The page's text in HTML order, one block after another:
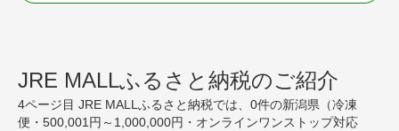
JRE MALLふるさと納税のご紹介
4ページ目 JRE MALLふるさと納税では、0件の新潟県（冷凍
便・500,001円～1,000,000円・オンラインワンストップ対応